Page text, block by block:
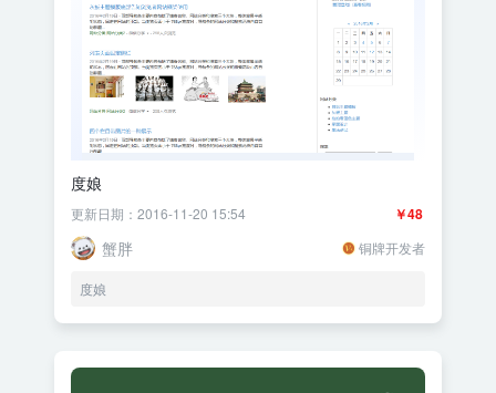
度娘
￥48
更新日期：2016-11-20 15:54
蟹胖 铜牌开发者
度娘